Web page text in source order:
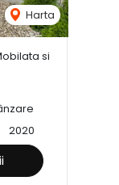
Harta
si
2020